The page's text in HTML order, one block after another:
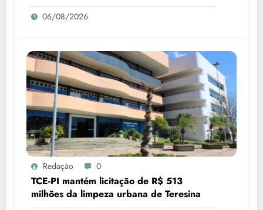
06/08/2026
Redação 0
TCE-PI mantém licitação de R$ 513
milhões da limpeza urbana de Teresina